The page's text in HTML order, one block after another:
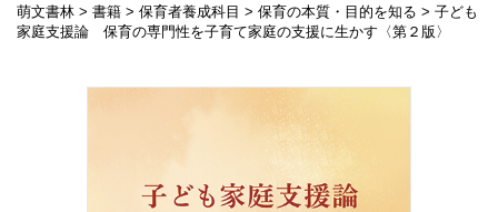
萌文書林 > 書籍 > 保育者養成科目 > 保育の本質・目的を知る > 子ども
家庭支援論 保育の専門性を子育て家庭の支援に生かす〈第２版〉